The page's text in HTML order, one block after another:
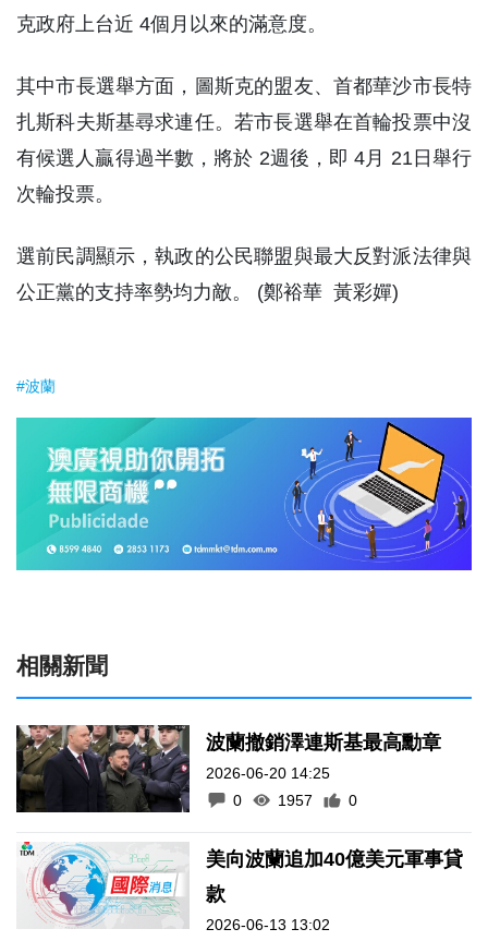
克政府上台近 4個月以來的滿意度。
其中市長選舉方面，圖斯克的盟友、首都華沙市長特
扎斯科夫斯基尋求連任。若市長選舉在首輪投票中沒
有候選人贏得過半數，將於 2週後，即 4月 21日舉行
次輪投票。
選前民調顯示，執政的公民聯盟與最大反對派法律與
公正黨的支持率勢均力敵。 (鄭裕華 黃彩嬋)
#波蘭
相關新聞
波蘭撤銷澤連斯基最高勳章
2026-06-20 14:25
0
1957 0
美向波蘭追加40億美元軍事貸
款
2026-06-13 13:02